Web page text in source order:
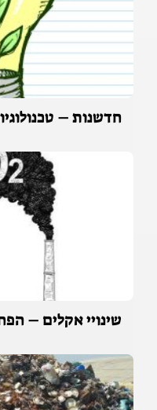
חדשנות –
שינויי אקלים –